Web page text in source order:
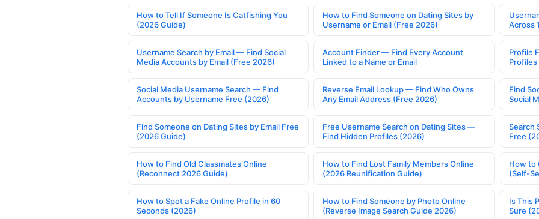
How to Tell If Someone Is Catfishing You
(2026 Guide)
How to Find Someone on Dating Sites by
Username or Email (Free 2026)
Across
Username Search by Email — Find Social
Media Accounts by Email (Free 2026)
Account Finder — Find Every Account
Linked to a Name or Email
Profile
Profiles
Social Media Username Search — Find
Accounts by Username Free (2026)
Reverse Email Lookup — Find Who Owns
Any Email Address (Free 2026)
Find
Social
Find Someone on Dating Sites by Email Free
(2026 Guide)
Free Username Search on Dating Sites —
Find Hidden Profiles (2026)
Search
Free
How to Find Old Classmates Online
(Reconnect 2026 Guide)
How to Find Lost Family Members Online
(2026 Reunification Guide)
How to
(Self-
How to Spot a Fake Online Profile in 60
Seconds (2026)
How to Find Someone by Photo Online
(Reverse Image Search Guide 2026)
Is This
Sure